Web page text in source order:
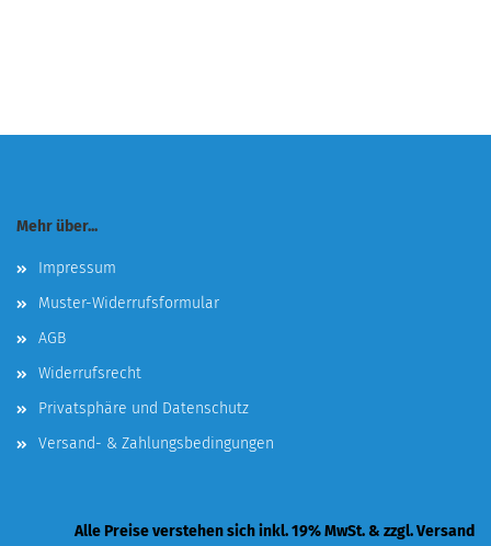
Mehr über...
Impressum
Muster-Widerrufsformular
AGB
Widerrufsrecht
Privatsphäre und Datenschutz
Versand- & Zahlungsbedingungen
Alle Preise verstehen sich inkl. 19% MwSt. & zzgl. Versand